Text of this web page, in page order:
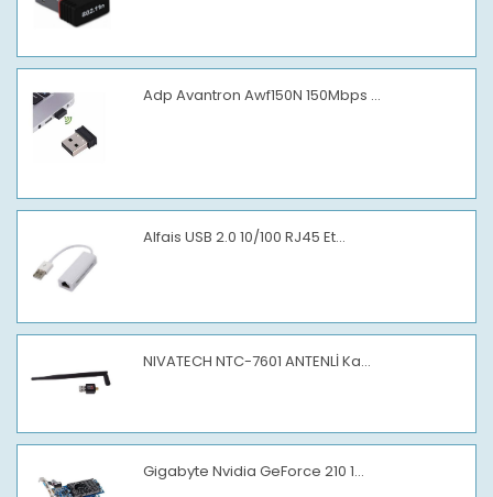
Adp Avantron Awf150N 150Mbps ...
Alfais USB 2.0 10/100 RJ45 Et...
NIVATECH NTC-7601 ANTENLİ Ka...
Gigabyte Nvidia GeForce 210 1...